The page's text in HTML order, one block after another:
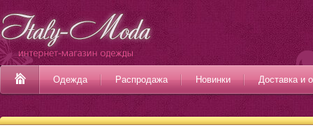
Одежда Распродажа Новинки Доставка и